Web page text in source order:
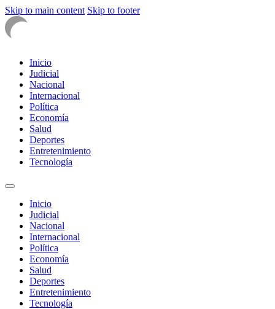
Skip to main content Skip to footer
Inicio
Judicial
Nacional
Internacional
Política
Economía
Salud
Deportes
Entretenimiento
Tecnología
Inicio
Judicial
Nacional
Internacional
Política
Economía
Salud
Deportes
Entretenimiento
Tecnología